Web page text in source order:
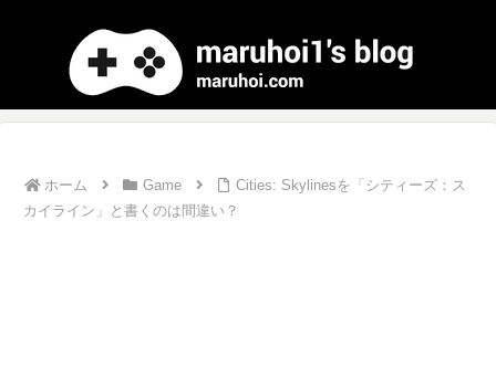
ホーム Game
Cities: Skylinesを「シティーズ：ス
カイライン」と書くのは間違い？